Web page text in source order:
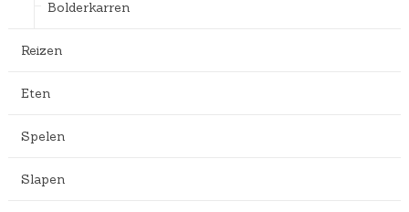
Bolderkarren
Reizen
Eten
Spelen
Slapen